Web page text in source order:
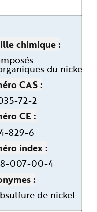
chimique
du nickel
CAS
72-2
CE
829-6
index
007-00-4
de nickel